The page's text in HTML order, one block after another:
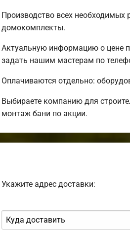
Производство всех
домокомплекты.
Актуальную информацию о цене
задать нашим мастерам по
Оплачиваются отдельно:
Выбираете компанию для
монтаж бани по акции.
Укажите адрес доставки: